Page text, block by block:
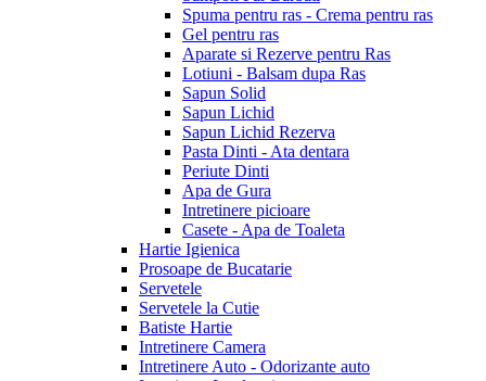
Spuma pentru ras - Crema pentru ras
Gel pentru ras
Aparate si Rezerve pentru Ras
Lotiuni - Balsam dupa Ras
Sapun Solid
Sapun Lichid
Sapun Lichid Rezerva
Pasta Dinti - Ata dentara
Periute Dinti
Apa de Gura
Intretinere picioare
Casete - Apa de Toaleta
Hartie Igienica
Prosoape de Bucatarie
Servetele
Servetele la Cutie
Batiste Hartie
Intretinere Camera
Intretinere Auto - Odorizante auto